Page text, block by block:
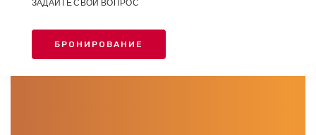
ЗАДАЙТЕ СВОЙ ВОПРОС
БРОНИРОВАНИЕ